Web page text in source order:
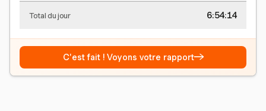
Total du jour 6:54:15
C'est fait ! Voyons votre rapport→